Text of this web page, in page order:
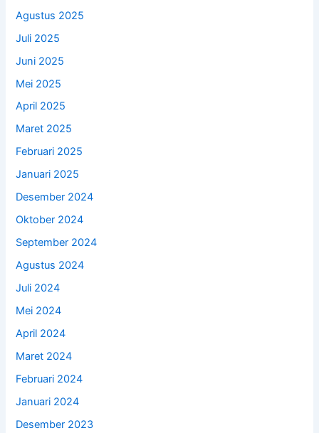
Agustus 2025
Juli 2025
Juni 2025
Mei 2025
April 2025
Maret 2025
Februari 2025
Januari 2025
Desember 2024
Oktober 2024
September 2024
Agustus 2024
Juli 2024
Mei 2024
April 2024
Maret 2024
Februari 2024
Januari 2024
Desember 2023